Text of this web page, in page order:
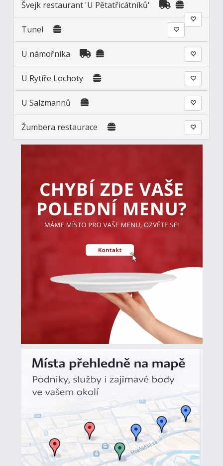
Švejk restaurant 'U Pětatřicátníků'
Tunel
U námořníka
U Rytíře Lochoty
U Salzmannů
Žumbera restaurace